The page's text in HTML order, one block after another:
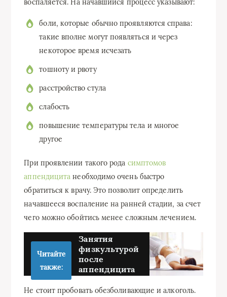
воспаляется. На начавшийся процесс указывают:
боли, которые обычно проявляются справа:
такие вполне могут появляться и через
некоторое время исчезать
тошноту и рвоту
расстройство стула
слабость
повышение температуры тела и многое
другое
При проявлении такого рода симптомов
аппендицита необходимо очень быстро
обратиться к врачу. Это позволит определить
начавшееся воспаление на ранней стадии, за счет
чего можно обойтись менее сложным лечением.
Читайте
также:
Занятия
физкультурой
после
аппендицита
Не стоит пробовать обезболивающие и алкоголь.